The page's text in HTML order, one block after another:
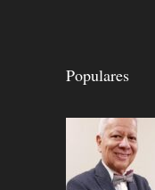
Populares